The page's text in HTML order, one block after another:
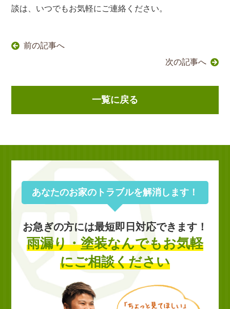
談は、いつでもお気軽にご連絡ください。
前の記事へ
次の記事へ
一覧に戻る
あなたのお家のトラブルを解消します！
お急ぎの方には最短即日対応できます！
雨漏り・塗装なんでもお気軽
にご相談ください